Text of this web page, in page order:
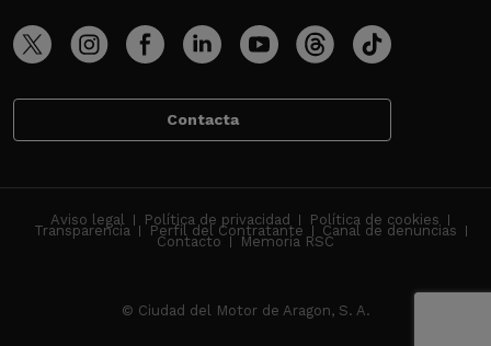
Contacta
Aviso legal Política de privacidad Política de cookies
Transparencia Perfil del Contratante Canal de denuncias
Contacto Memoria RSC
© Ciudad del Motor de Aragon, S. A.